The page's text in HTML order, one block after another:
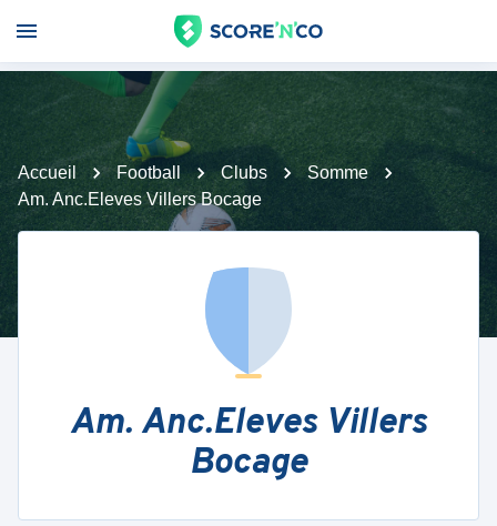
Accueil Football Clubs
Somme
Am. Anc.Eleves Villers Bocage
Am. Anc.Eleves Villers
Bocage